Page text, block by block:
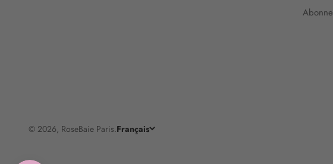
© 2026, RoseBaie Paris.Français